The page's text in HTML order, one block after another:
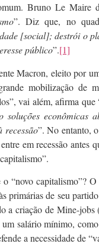
Bruno Le Maire
”. Diz que, no
[social]; destrói o
público”.[1]
Macron, eleito por
mobilização de
vai além, afirma que
soluções econômicas
recessão”. No entanto,
em recessão antes
o “novo capitalismo”?
primárias de seu
a criação de Mine-jobs
salário mínimo,
a necessidade de